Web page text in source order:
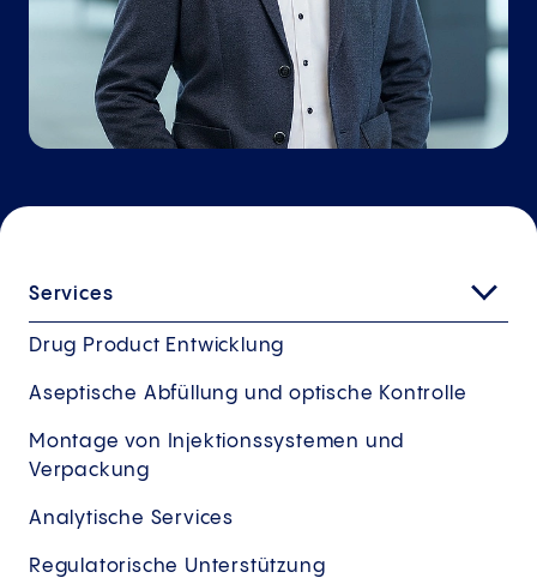
Services
Drug Product Entwicklung
Aseptische Abfüllung und optische Kontrolle
Montage von Injektionssystemen und
Verpackung
Analytische Services
Regulatorische Unterstützung